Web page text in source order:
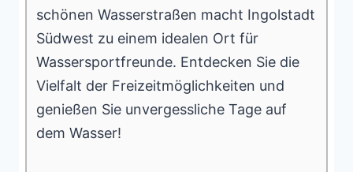
schönen Wasserstraßen macht Ingolstadt
Südwest zu einem idealen Ort für
Wassersportfreunde. Entdecken Sie die
Vielfalt der Freizeitmöglichkeiten und
genießen Sie unvergessliche Tage auf
dem Wasser!